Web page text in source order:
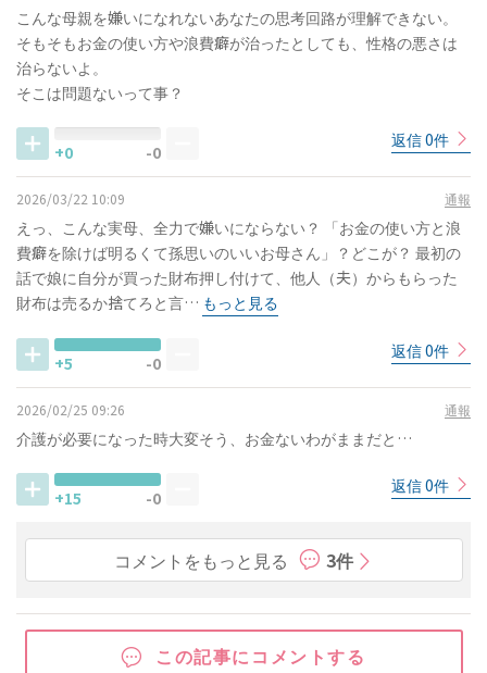
こんな母親を嫌いになれないあなたの思考回路が理解できない。
そもそもお金の使い方や浪費癖が治ったとしても、性格の悪さは
治らないよ。
そこは問題ないって事？
+0 -0
返信 0件
2026/03/22 10:09 通報
えっ、こんな実母、全力で嫌いにならない？ 「お金の使い方と浪
費癖を除けば明るくて孫思いのいいお母さん」？どこが？ 最初の
話で娘に自分が買った財布押し付けて、他人（夫）からもらった
財布は売るか捨てろと言… もっと見る
+5 -0
返信 0件
2026/02/25 09:26 通報
介護が必要になった時大変そう、お金ないわがままだと…
+15 -0
返信 0件
コメントをもっと見る 3件
この記事にコメントする